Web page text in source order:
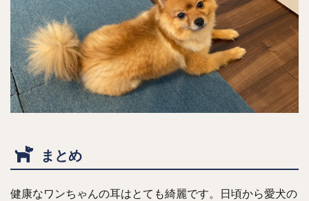
まとめ
健康なワンちゃんの耳はとても綺麗です。日頃から愛犬の